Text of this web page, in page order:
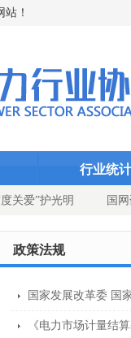
！
行业统计
关爱”护光明 国
日攻坚号角 党建引领供
政策法规
国家发展改革委 国
《电力市场计量结